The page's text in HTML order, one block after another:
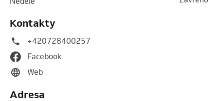
Kontakty
+420728400257
Facebook
Web
Adresa